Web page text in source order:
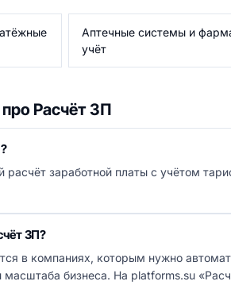
Аптечные системы и
учёт
Расчёт ЗП
расчёт заработной платы с учётом
ЗП?
в компаниях, которым нужно
масштаба бизнеса. На platforms.su